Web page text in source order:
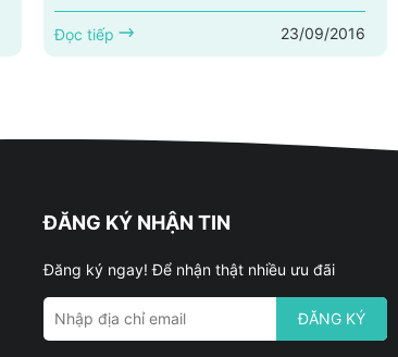
cần thơ, dịch vụ vệ sinh công nghiệp tại cần
thơ, cung cấp dịch vụ tạp cụ tại cần thơ,dịch
vụ vệ sinh nhà ở, dịch vụ kiểm soát côn
Đọc tiếp 23/09/2016
ĐĂNG KÝ NHẬN TIN
Đăng ký ngay! Để nhận thật nhiều ưu đãi
ĐĂNG KÝ